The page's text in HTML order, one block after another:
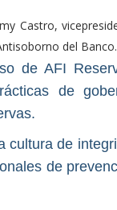
Castro,
del Banco.
de AFI
de
cultura de
de